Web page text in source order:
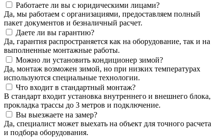
Работаете ли вы с юридическими лицами?
Да, мы работаем с организациями, предоставляем полный
пакет документов и безналичный расчет.
Даете ли вы гарантию?
Да, гарантия распространяется как на оборудование, так и на
выполненные монтажные работы.
Можно ли установить кондиционер зимой?
Да, монтаж возможен зимой, но при низких температурах
используются специальные технологии.
Что входит в стандартный монтаж?
В стандарт входит установка внутреннего и внешнего блока,
прокладка трассы до 3 метров и подключение.
Вы выезжаете на замер?
Да, специалист может выехать на объект для точного расчета
и подбора оборудования.